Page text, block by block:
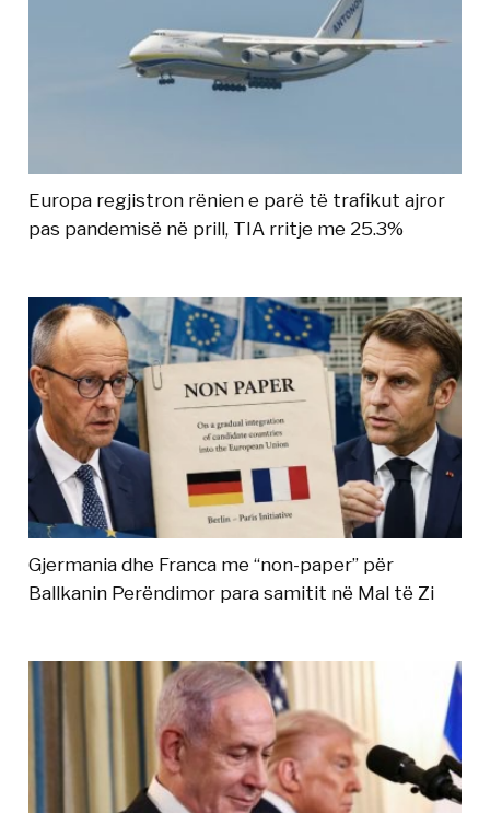
Europa regjistron rënien e parë të trafikut ajror
pas pandemisë në prill, TIA rritje me 25.3%
Gjermania dhe Franca me “non-paper” për
Ballkanin Perëndimor para samitit në Mal të Zi